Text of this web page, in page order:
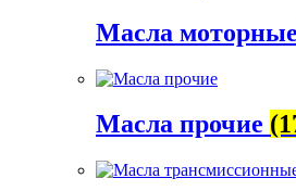
Масла моторные
Масла прочие